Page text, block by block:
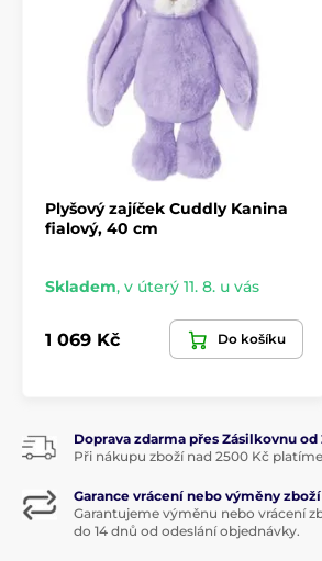
Plyšový zajíček Cuddly Kanina
fialový, 40 cm
Skladem, v úterý 11. 8. u vás
1 069 Kč Do košíku
Doprava zdarma přes Zásilkovnu od
Při nákupu zboží nad 2500 Kč
Garance vrácení nebo výměny zboží
Garantujeme výměnu nebo vrácení
do 14 dnů od odeslání objednávky.